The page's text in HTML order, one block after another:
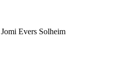
Evers Solheim